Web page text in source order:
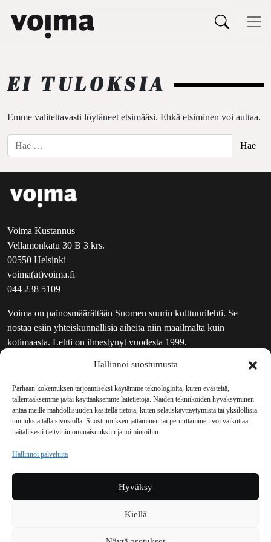
Hallinnoi suostumusta
Parhaan kokemuksen tarjoamiseksi käytämme teknologioita, kuten evästeitä,
tallentaaksemme ja/tai käyttääksemme laitetietoja. Näiden tekniikoiden hyväksyminen
antaa meille mahdollisuuden käsitellä tietoja, kuten selauskäyttäytymistä tai yksilöllisiä
tunnuksia tällä sivustolla. Suostumuksen jättäminen tai peruuttaminen voi vaikuttaa
haitallisesti tiettyihin ominaisuuksiin ja toimintoihin.
Hallinnoi palveluita
Hyväksy
Kiellä
Päävalikko
EI TULOKSIA
Emme valitettavasti löytäneet etsimääsi. Ehkä etsiminen voi auttaa.
Hae:
Voima Kustannus
Vellamonkatu 30 B 3 krs.
00550 Helsinki
voima(at)voima.fi
044 238 5109
Voima on painosmäärältään Suomen suurin kulttuurilehti. Se
nostaa esiin yhteiskunnallisia aiheita niin maailmalta kuin
kotimaasta. Lehti on ilmestynyt vuodesta 1999.
UUTISKIRJE
MAINOSTAJILLE
VASTAMAINOKSET
JAKELUPAIKAT
REKISTERISELOSTE
TILAUKSEN PERUUTUSPYYNTÖ
TILAUSOHJEET JA -EHDOT